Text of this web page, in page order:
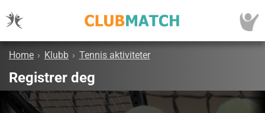
Home › Klubb › Tennis aktiviteter
Registrer deg